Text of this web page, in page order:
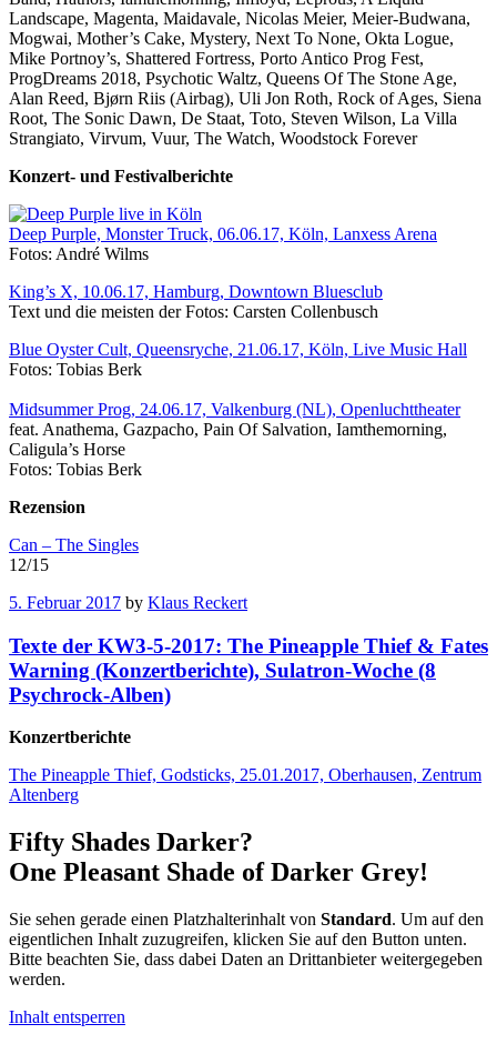
Landscape, Magenta, Maidavale, Nicolas Meier, Meier-Budwana,
Mogwai, Mother’s Cake, Mystery, Next To None, Okta Logue,
Mike Portnoy’s, Shattered Fortress, Porto Antico Prog Fest,
ProgDreams 2018, Psychotic Waltz, Queens Of The Stone Age,
Alan Reed, Bjørn Riis (Airbag), Uli Jon Roth, Rock of Ages, Siena
Root, The Sonic Dawn, De Staat, Toto, Steven Wilson, La Villa
Strangiato, Virvum, Vuur, The Watch, Woodstock Forever
Konzert- und Festivalberichte
Deep Purple, Monster Truck, 06.06.17, Köln, Lanxess Arena
Fotos: André Wilms
King’s X, 10.06.17, Hamburg, Downtown Bluesclub
Text und die meisten der Fotos: Carsten Collenbusch
Blue Oyster Cult, Queensryche, 21.06.17, Köln, Live Music Hall
Fotos: Tobias Berk
Midsummer Prog, 24.06.17, Valkenburg (NL), Openluchttheater
feat. Anathema, Gazpacho, Pain Of Salvation, Iamthemorning,
Caligula’s Horse
Fotos: Tobias Berk
Rezension
Can – The Singles
12/15
5. Februar 2017 by Klaus Reckert
Texte der KW3-5-2017: The Pineapple Thief & Fates
Warning (Konzertberichte), Sulatron-Woche (8
Psychrock-Alben)
Konzertberichte
The Pineapple Thief, Godsticks, 25.01.2017, Oberhausen, Zentrum
Altenberg
Fifty Shades Darker?
One Pleasant Shade of Darker Grey!
Sie sehen gerade einen Platzhalterinhalt von Standard. Um auf den
eigentlichen Inhalt zuzugreifen, klicken Sie auf den Button unten.
Bitte beachten Sie, dass dabei Daten an Drittanbieter weitergegeben
werden.
Inhalt entsperren